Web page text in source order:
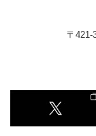
〒421-